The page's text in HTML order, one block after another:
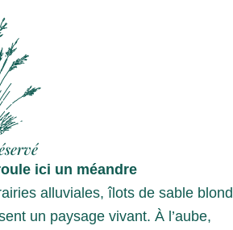
ici un méandre
alluviales, îlots de sable blond
un paysage vivant. À l’aube,